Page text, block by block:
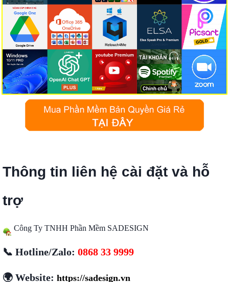
Thông tin liên hệ cài đặt và hỗ
trợ
Công Ty TNHH Phần Mềm SADESIGN
📞 Hotline/Zalo: 0868 33 9999
🌍 Website: https://sadesign.vn